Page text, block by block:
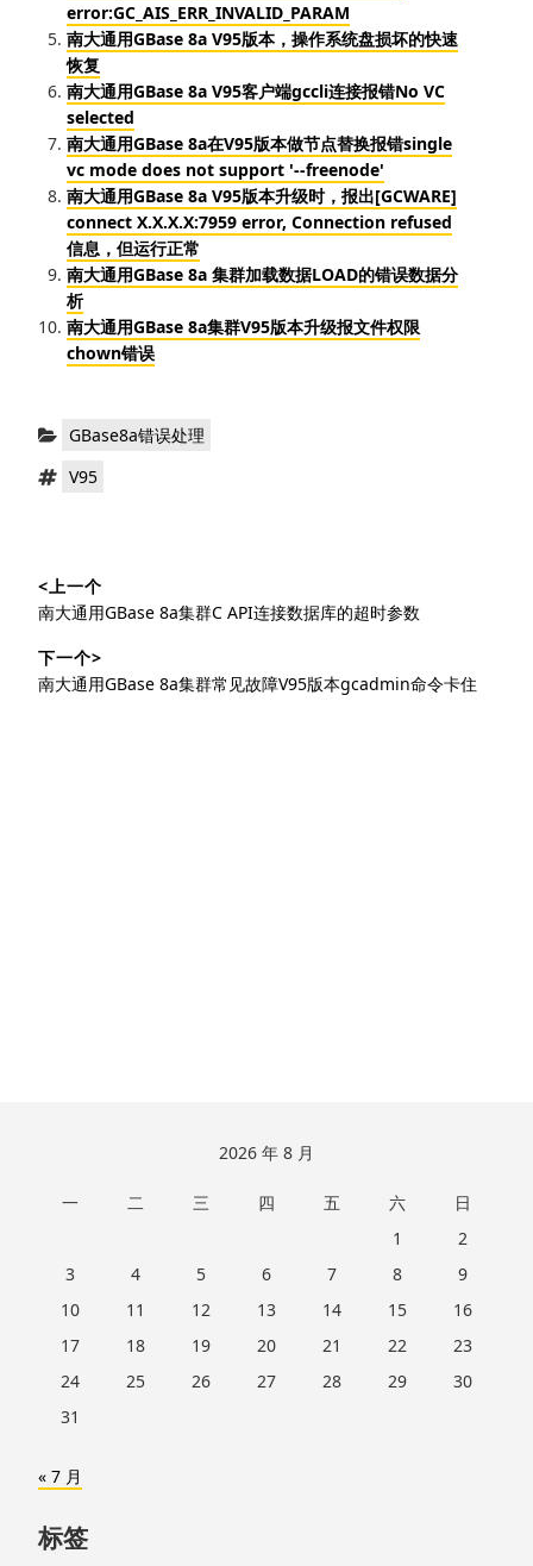
error:GC_AIS_ERR_INVALID_PARAM
南大通用GBase 8a V95版本，操作系统盘损坏的快速
恢复
南大通用GBase 8a V95客户端gccli连接报错No VC
selected
南大通用GBase 8a在V95版本做节点替换报错single
vc mode does not support '--freenode'
南大通用GBase 8a V95版本升级时，报出[GCWARE]
connect X.X.X.X:7959 error, Connection refused
信息，但运行正常
南大通用GBase 8a 集群加载数据LOAD的错误数据分
析
南大通用GBase 8a集群V95版本升级报文件权限
chown错误
分
GBase8a错误处理
标
签：
V95
章
导
航
<上一个
上
文
章：
南大通用GBase 8a集群C API连接数据库的超时参数
下一个>
下
南大通用GBase 8a集群常见故障V95版本gcadmin命令卡住
2026 年 8 月
一 二 三 四 五 六
日
1
2
3
4 5 6 7 8
9
10
11 12 13 14 15
16
17
18 19 20 21 22
23
24
25 26 27 28 29
30
31
« 7 月
标签